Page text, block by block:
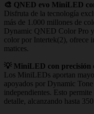
🎨 QNED evo MiniLED
Disfruta de la tecnología
más de 1.000 millones de
Dynamic QNED Color Pro
color por Intertek(2), ofrece
matices.
💡 MiniLED con precisión
Los MiniLEDs aportan
apoyados por Dynamic
independientes. Esto
detalle, alcanzando hasta